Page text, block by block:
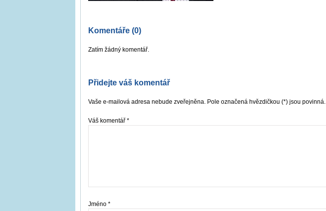
Komentáře (0)
Zatím žádný komentář.
Přidejte váš komentář
Vaše e-mailová adresa nebude zveřejněna. Pole označená hvězdičkou (*) jsou povinná.
Váš komentář *
Jméno *